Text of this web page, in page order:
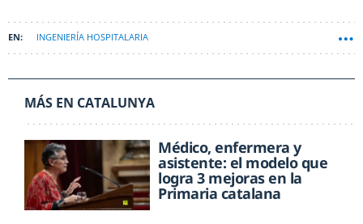
INGENIERÍA HOSPITALARIA
MÁS EN CATALUNYA
Médico, enfermera y
asistente: el modelo que
logra 3 mejoras en la
Primaria catalana